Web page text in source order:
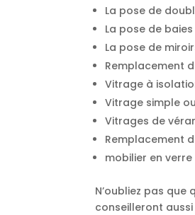
La pose de
La pose de
La pose de
Remplacement
Vitrage à
Vitrage simple
Vitrages de
Remplacement
mobilier en verre
N’oubliez pas
conseilleront